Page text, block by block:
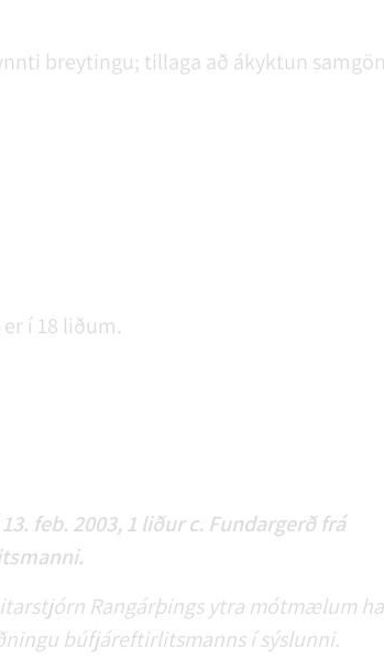
breytingu; tillaga að ákyktun
í 18 liðum.
feb. 2003, 1 liður c. Fundargerð frá
Rangárþings ytra mótmælum
búfjáreftirlitsmanns í sýslunni.